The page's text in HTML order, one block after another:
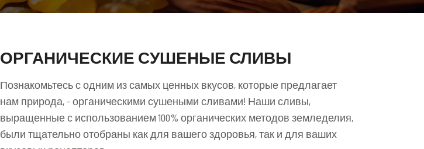
ОРГАНИЧЕСКИЕ СУШЕНЫЕ СЛИВЫ
Познакомьтесь с одним из самых ценных вкусов, которые предлагает
нам природа, - органическими сушеными сливами! Наши сливы,
выращенные с использованием 100% органических методов земледелия,
были тщательно отобраны как для вашего здоровья, так и для ваших